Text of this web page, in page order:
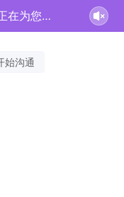
天津浚宇换热器客服正在为您服务
始沟通